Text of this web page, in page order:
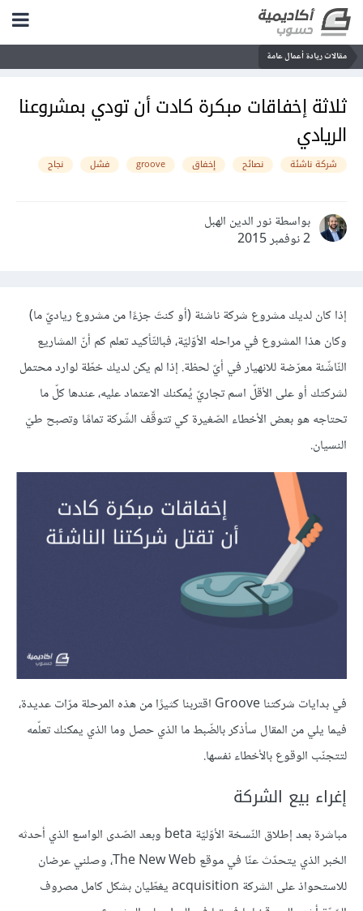
مقالات ريادة أعمال عامة
ثلاثة إخفاقات مبكرة كادت أن تودي بمشروعنا
الريادي
شركة ناشئة نصائح إخفاق groove فشل نجاح
بواسطة نور الدين الهبل
2 نوفمبر 2015
إذا كان لديك مشروع شركة ناشئة (أو كنتَ جزءًا من مشروع رياديّ ما)
وكان هذا المشروع في مراحله الأوّليّة، فبالتّأكيد تعلم كم أنّ المشاريع
النّاشّئة معرّضة للانهيار في أيّ لحظة. إذا لم يكن لديك خطّة لوارد محتمل
لشركتك أو على الأقلّ اسم تجاريّ يُمكنك الاعتماد عليه، عندها كلّ ما
تحتاجه هو بعض الأخطاء الصّغيرة كي تتوقّف الشّركة تمامًا وتصبح طيّ
النسيان.
في بدايات شركتنا Groove اقتربنا كثيرًا من هذه المرحلة مرّات عديدة،
فيما يلي من المقال سأذكر بالضّبط ما الذي حصل وما الذي يمكنك تعلّمه
لتتجنّب الوقوع بالأخطاء نفسها.
إغراء بيع الشركة
مباشرة بعد إطلاق النّسخة الأوّليّة beta وبعد الصّدى الواسع الذي أحدثه
الخبر الذي يتحدّث عنّا في موقع The New Web، وصلني عرضان
للاستحواذ على الشركة acquisition يغطّيان بشكل كامل مصروف